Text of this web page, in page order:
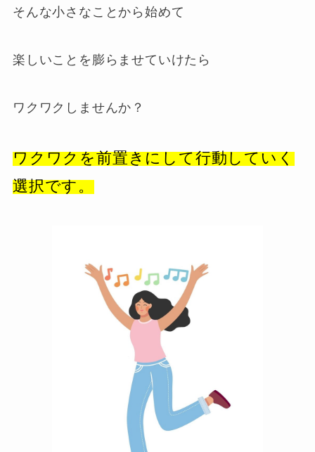
そんな小さなことから始めて
楽しいことを膨らませていけたら
ワクワクしませんか？
ワクワクを前置きにして行動していく
選択です。